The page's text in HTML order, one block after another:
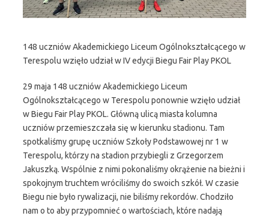
148 uczniów Akademickiego Liceum Ogólnokształcącego w
Terespolu wzięło udział w IV edycji Biegu Fair Play PKOL
29 maja 148 uczniów Akademickiego Liceum
Ogólnokształcącego w Terespolu ponownie wzięło udział
w Biegu Fair Play PKOL. Główną ulicą miasta kolumna
uczniów przemieszczała się w kierunku stadionu. Tam
spotkaliśmy grupę uczniów Szkoły Podstawowej nr 1 w
Terespolu, którzy na stadion przybiegli z Grzegorzem
Jakuszką. Wspólnie z nimi pokonaliśmy okrążenie na bieżni i
spokojnym truchtem wróciliśmy do swoich szkół. W czasie
Biegu nie było rywalizacji, nie biliśmy rekordów. Chodziło
nam o to aby przypomnieć o wartościach, które nadają